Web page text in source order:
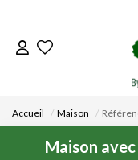
Accueil Maison
Maison